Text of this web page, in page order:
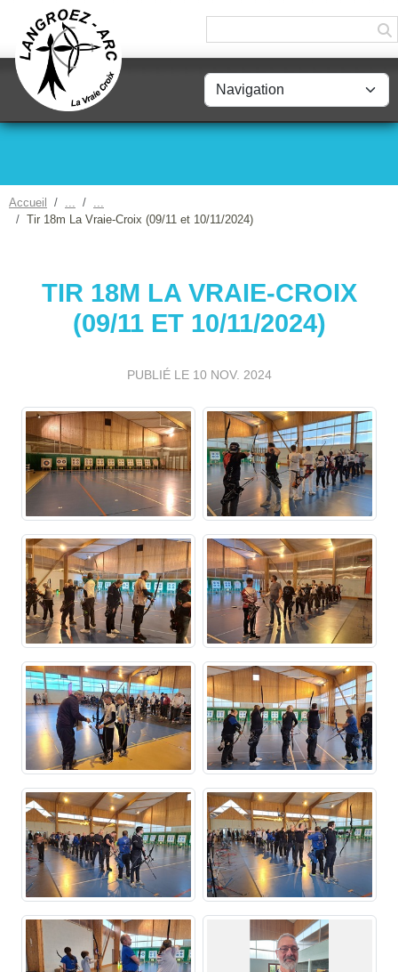
Accueil
Tir 18m La Vraie-Croix (09/11 et 10/11/2024)
TIR 18M LA VRAIE-CROIX
(09/11 ET 10/11/2024)
PUBLIÉ LE 10 NOV. 2024
Panneau de gestion des cookies